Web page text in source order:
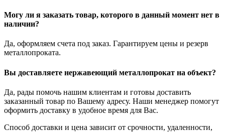
Могу ли я заказать товар, которого в данный момент нет в
наличии?
Да, оформляем счета под заказ. Гарантируем цены и резерв
металлопроката.
Вы доставляете нержавеющий металлопрокат на объект?
Да, рады помочь нашим клиентам и готовы доставить
заказанный товар по Вашему адресу. Наши менеджер помогут
оформить доставку в удобное время для Вас.
Способ доставки и цена зависит от срочности, удаленности,